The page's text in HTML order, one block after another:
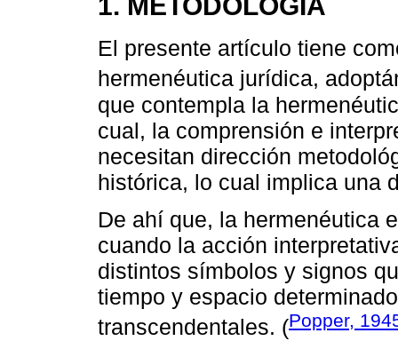
El presente artículo tiene
hermenéutica jurídica,
que contempla la
cual, la comprensión e
necesitan dirección
histórica, lo cual implica una
De ahí que, la hermenéutica
cuando la acción
distintos símbolos y signos
tiempo y espacio
transcendentales. (Popper,